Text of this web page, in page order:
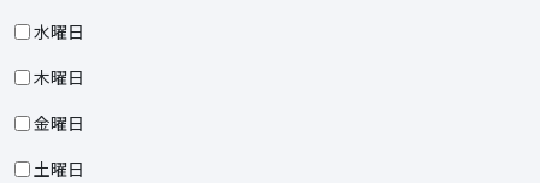
水曜日
木曜日
金曜日
土曜日